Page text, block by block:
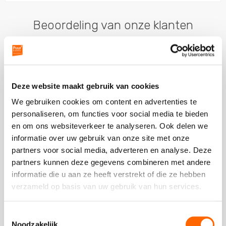
Deze website maakt gebruik van cookies
We gebruiken cookies om content en advertenties te
personaliseren, om functies voor social media te bieden
en om ons websiteverkeer te analyseren. Ook delen we
informatie over uw gebruik van onze site met onze
partners voor social media, adverteren en analyse. Deze
partners kunnen deze gegevens combineren met andere
informatie die u aan ze heeft verstrekt of die ze hebben
verzameld op basis van uw gebruik van hun services.
Beoordeling van onze klanten
Vorige
slide
Bamboe Workshop
We hebben de Bamboe Workshop als heel leuk en
goed georganiseerd ervaren. Alles liep soepel en
duidelijk, en we hebben... Lees verder
Deze
review
kreeg